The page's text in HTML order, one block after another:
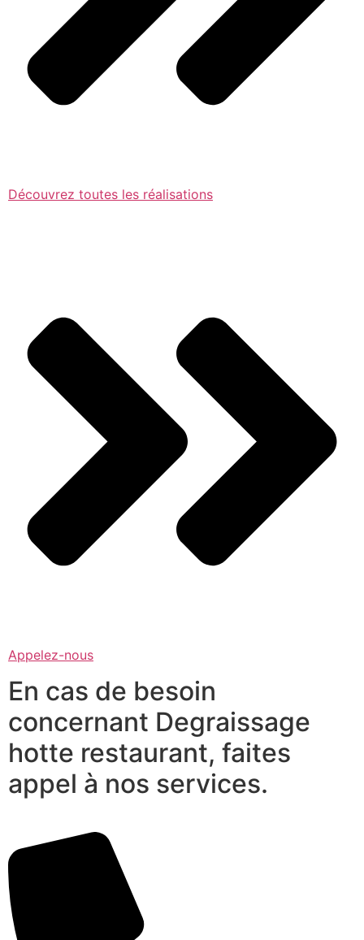
Découvrez toutes les réalisations
Appelez-nous
En cas de besoin
concernant Degraissage
hotte restaurant, faites
appel à nos services.